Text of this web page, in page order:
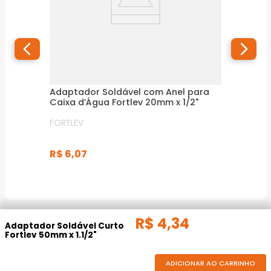
Adaptador Soldável com Anel para
Caixa d’Água Fortlev 20mm x 1/2"
FORTLEV
R$ 6,07
Adaptador Soldável Curto
Fortlev 50mm x 1.1/2"
R$ 4,34
ADICIONAR AO CARRINHO
DESCRIÇÃO DO PRODUTO